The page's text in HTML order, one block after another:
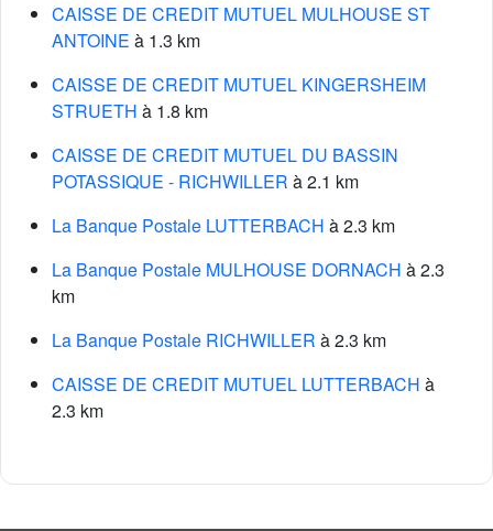
CAISSE DE CREDIT MUTUEL MULHOUSE ST
ANTOINE à 1.3 km
CAISSE DE CREDIT MUTUEL KINGERSHEIM
STRUETH à 1.8 km
CAISSE DE CREDIT MUTUEL DU BASSIN
POTASSIQUE - RICHWILLER à 2.1 km
La Banque Postale LUTTERBACH à 2.3 km
La Banque Postale MULHOUSE DORNACH à 2.3
km
La Banque Postale RICHWILLER à 2.3 km
CAISSE DE CREDIT MUTUEL LUTTERBACH à
2.3 km